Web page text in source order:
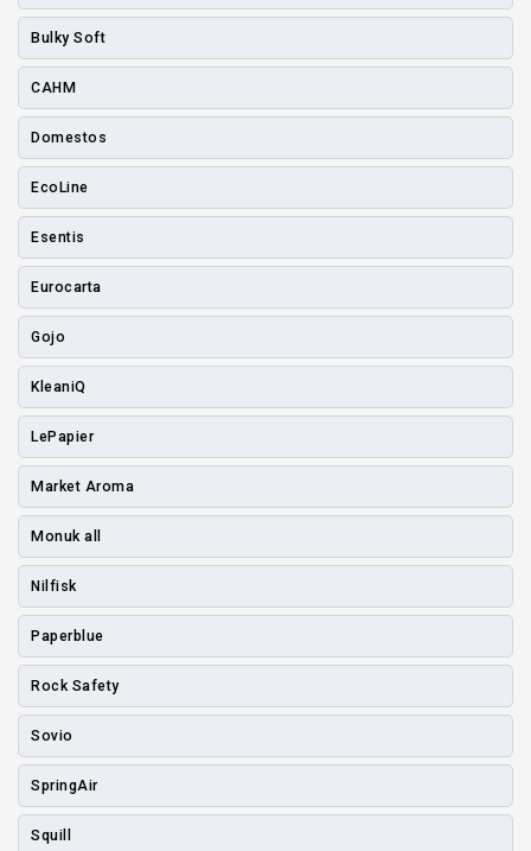
Bulky Soft
CAHM
Domestos
EcoLine
Esentis
Eurocarta
Gojo
KleaniQ
LePapier
Market Aroma
Monuk all
Nilfisk
Paperblue
Rock Safety
Sovio
SpringAir
Squill